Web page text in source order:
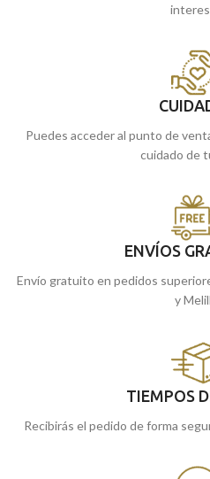
Puedes acceder al punto de
cuidado de
ENVÍOS
Envío gratuito en pedidos
y
TIEMPOS
Recibirás el pedido de forma